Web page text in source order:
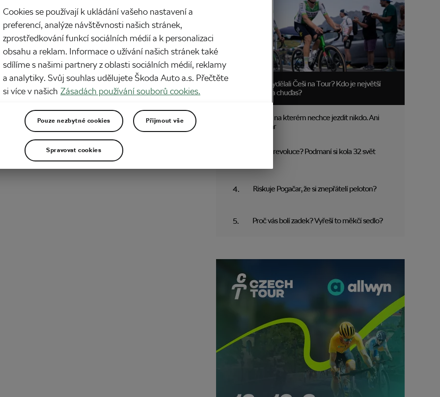
ráj. Bez nadsázky a přehánění. Ostrov Mallorka by měl být minimálně na
v roce domovem každého, kdo to s cyklistikou myslí alespoň trošku vážně.
které polknete na španělském ostrově ve Středozemním moři v průběhu
či jara, budou představovat kvalitní…
Kolik vydělali Češi na Tour? Kdo je největší
boháč a chuďas?
Trakař, na kterém nechce jezdit nikdo. Ani
Pogačar
Blíží se revoluce? Podmaní si kola 32 svět
Riskuje Pogačar, že si znepřátelí peloton?
Proč vás bolí zadek? Vyřeší to měkčí sedlo?
Cookies se používají k ukládání vašeho nastavení a
preferencí, analýze návštěvnosti našich stránek,
zprostředkování funkcí sociálních médií a k personalizaci
obsahu a reklam. Informace o užívání našich stránek také
sdílíme s našimi partnery z oblasti sociálních médií, reklamy
a analytiky. Svůj souhlas udělujete Škoda Auto a.s. Přečtěte
si více v našich Zásadách používání souborů cookies.
Pouze nezbytné cookies Přijmout vše
Spravovat cookies